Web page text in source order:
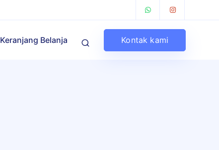
Keranjang Belanja Kontak kami